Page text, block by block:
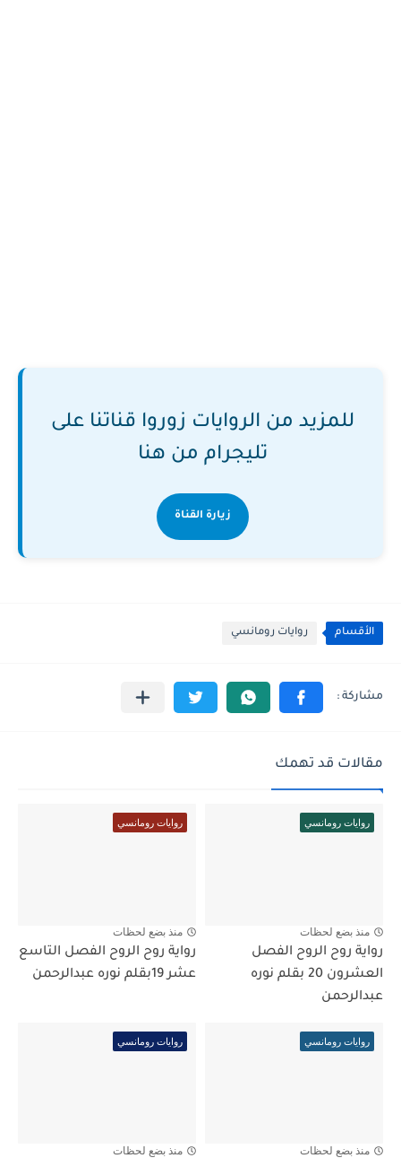
للمزيد من الروايات زوروا قناتنا على
تليجرام من هنا
زيارة القناة
الأقسام روايات رومانسي
مقالات قد تهمك
روايات رومانسي
منذ بضع لحظات
رواية روح الروح الفصل
العشرون 20 بقلم نوره
عبدالرحمن
روايات رومانسي
منذ بضع لحظات
رواية روح الروح الفصل التاسع
عشر 19بقلم نوره عبدالرحمن
روايات رومانسي
منذ بضع لحظات
روايات رومانسي
منذ بضع لحظات